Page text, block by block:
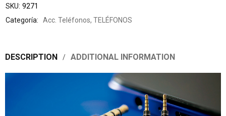
SKU: 9271
Categoría:
Acc. Teléfonos, TELÉFONOS
DESCRIPTION ADDITIONAL INFORMATION